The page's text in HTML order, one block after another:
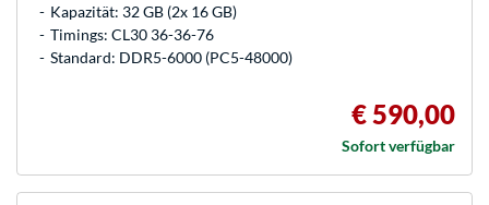
Kapazität: 32 GB (2x 16 GB)
Timings: CL30 36-36-76
Standard: DDR5-6000 (PC5-48000)
€ 590,00
Sofort verfügbar